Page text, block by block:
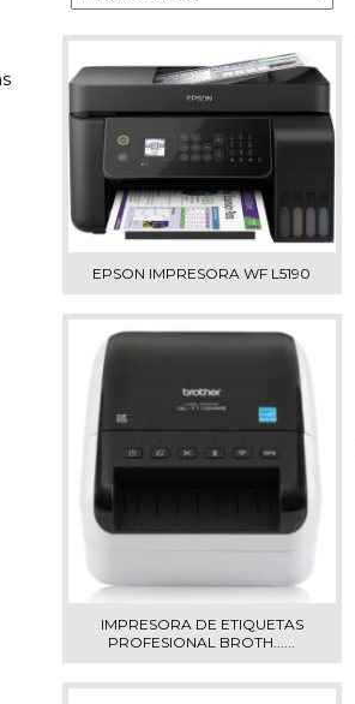
EPSON IMPRESORA WF L5190
IMPRESORA DE ETIQUETAS
PROFESIONAL BROTH......